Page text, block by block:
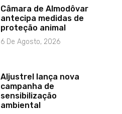
Câmara de Almodôvar
antecipa medidas de
proteção animal
6 De Agosto, 2026
Aljustrel lança nova
campanha de
sensibilização
ambiental